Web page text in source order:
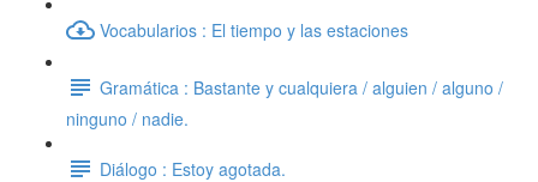
Vocabularios : El tiempo y las estaciones
Gramática : Bastante y cualquiera / alguien / alguno /
ninguno / nadie.
Diálogo : Estoy agotada.